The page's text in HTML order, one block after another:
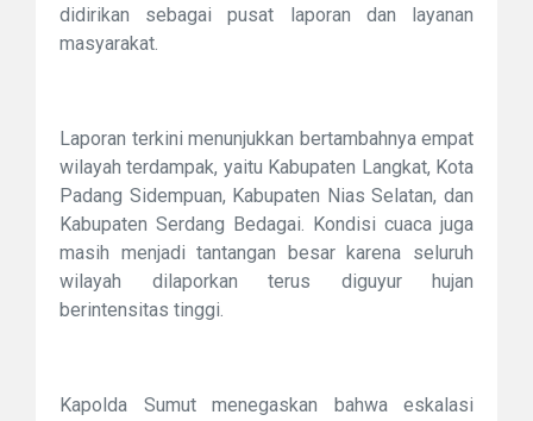
didirikan sebagai pusat laporan dan layanan
masyarakat.
Laporan terkini menunjukkan bertambahnya empat
wilayah terdampak, yaitu Kabupaten Langkat, Kota
Padang Sidempuan, Kabupaten Nias Selatan, dan
Kabupaten Serdang Bedagai. Kondisi cuaca juga
masih menjadi tantangan besar karena seluruh
wilayah dilaporkan terus diguyur hujan
berintensitas tinggi.
Kapolda Sumut menegaskan bahwa eskalasi